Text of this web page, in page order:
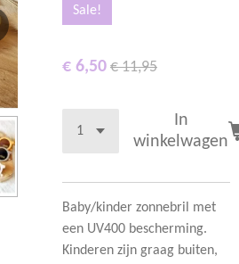
Sale!
€ 6,50 € 11,95
In
winkelwagen
Baby/kinder zonnebril met
een UV400 bescherming.
Kinderen zijn graag buiten,